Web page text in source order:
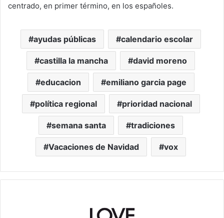
centrado, en primer término, en los españoles.
ayudas públicas calendario escolar
castilla la mancha david moreno
educacion emiliano garcia page
política regional prioridad nacional
semana santa tradiciones
Vacaciones de Navidad vox